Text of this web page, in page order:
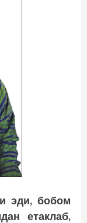
эди, бобом
етаклаб,